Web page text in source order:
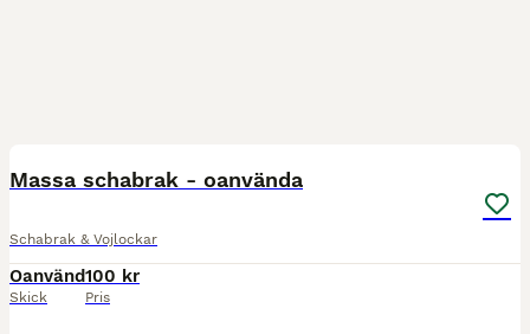
Massa schabrak - oanvända
Schabrak & Vojlockar
Oanvänd
Skick
100 kr
Pris